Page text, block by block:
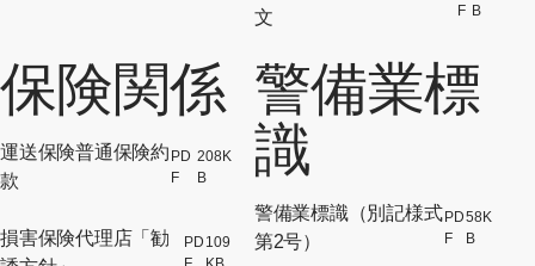
文
F B
保険関係
運送保険普通保険約
款
PD
F
208K
B
[別ウィンドウでPDFファイルが開
損害保険代理店「勧
PD 109
警備業標
識
警備業標識（別記様式
第2号）
PD
F
58K
B